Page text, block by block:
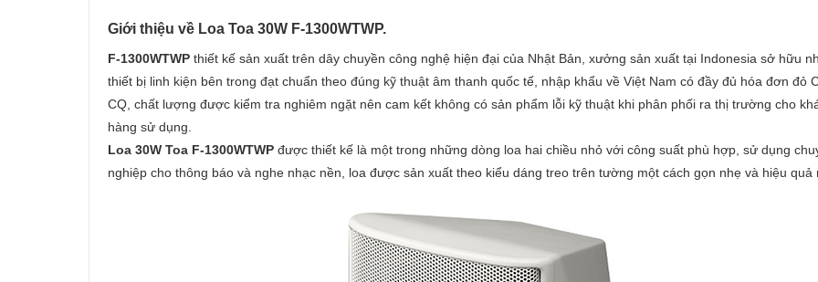
Giới thiệu về Loa Toa 30W F-1300WTWP.
F-1300WTWP thiết kế sản xuất trên dây chuyền công nghệ hiện đại của Nhật Bản, xưởng sản xuất tại Indonesia sở hữu
thiết bị linh kiện bên trong đạt chuẩn theo đúng kỹ thuật âm thanh quốc tế, nhập khẩu về Việt Nam có đầy đủ hóa đơn đỏ
CQ, chất lượng được kiểm tra nghiêm ngặt nên cam kết không có sản phẩm lỗi kỹ thuật khi phân phối ra thị trường cho
hàng sử dụng.
Loa 30W Toa F-1300WTWP được thiết kế là một trong những dòng loa hai chiều nhỏ với công suất phù hợp, sử dụng
nghiệp cho thông báo và nghe nhạc nền, loa được sản xuất theo kiểu dáng treo trên tường một cách gọn nhẹ và hiệu quả